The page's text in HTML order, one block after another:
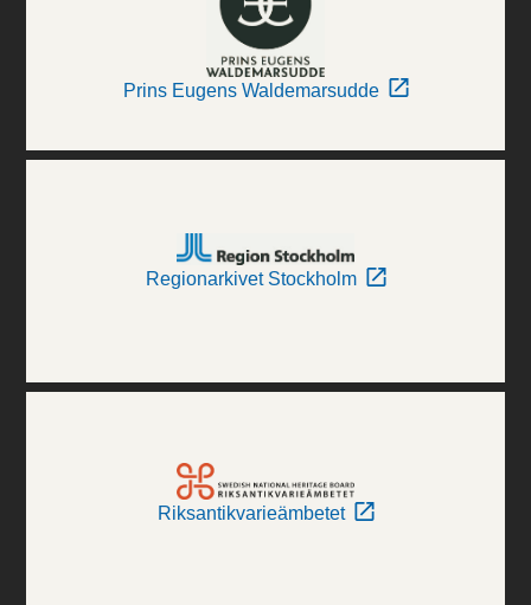
Prins Eugens Waldemarsudde
Regionarkivet Stockholm
Riksantikvarieämbetet